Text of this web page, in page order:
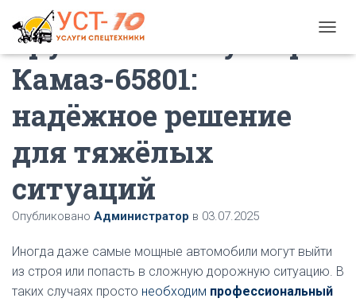
Е
И
Ц
Грузовой эвакуатор
Камаз-65801:
надёжное решение
для тяжёлых
ситуаций
Опубликовано Администратор в 03.07.2025
Иногда даже самые мощные автомобили могут выйти
из строя или попасть в сложную дорожную ситуацию. В
таких случаях просто необходим профессиональный